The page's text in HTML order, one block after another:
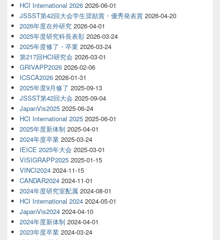
HCI International 2026 2026-06-01
JSSST第42回大会学生奨励賞・優秀発表賞 2026-04-20
2026年度在外研究 2026-04-01
2025年度研究科長表彰 2026-03-24
2025年度修了・卒業 2026-03-24
第217回HCI研究会 2026-03-01
GRIVAPP2026 2026-02-06
ICSCA2026 2026-01-31
2025年度9月修了 2025-09-13
JSSST第42回大会 2025-09-04
JapanVis2025 2025-06-24
HCI International 2025 2025-06-01
2025年度新体制 2025-04-01
2024年度卒業 2025-03-24
IEICE 2025年大会 2025-03-01
VISIGRAPP2025 2025-01-15
VINCI2024 2024-11-15
CANDAR2024 2024-11-01
2024年度研究室配属 2024-08-01
HCI International 2024 2024-05-01
JapanVis2024 2024-04-10
2024年度新体制 2024-04-01
2023年度卒業 2024-03-24